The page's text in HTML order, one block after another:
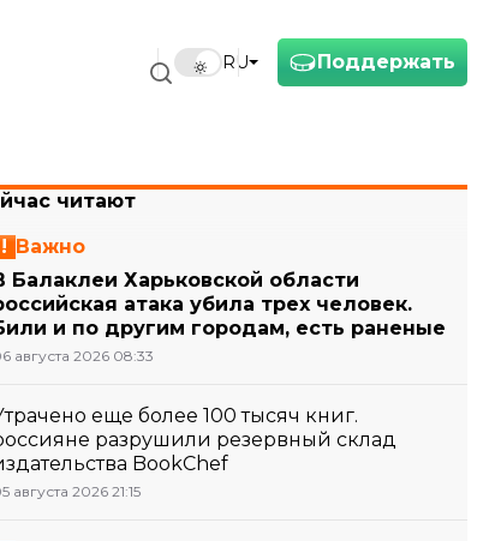
Поддержать
RU
читают
Важно
Балаклеи Харьковской области
атака убила трех человек.
и по другим городам, есть раненые
августа 2026 08:33
еще более 100 тысяч книг.
разрушили резервный склад
BookChef
августа 2026 21:15